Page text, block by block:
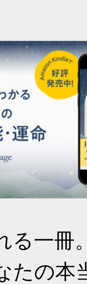
る一冊
の本